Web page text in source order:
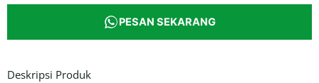
PESAN SEKARANG
Deskripsi Produk